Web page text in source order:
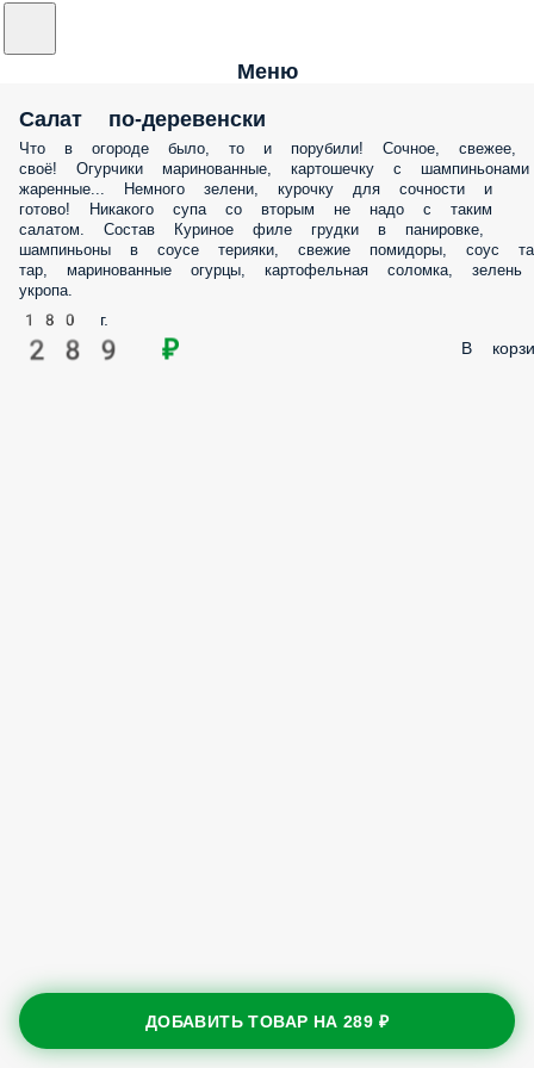
Меню
Салат по-деревенски
Что в огороде было, то и порубили! Сочное, свежее,
своё! Огурчики маринованные, картошечку с шампиньонами
жаренные... Немного зелени, курочку для сочности и
готово! Никакого супа со вторым не надо с таким
салатом. Состав Куриное филе грудки в панировке,
шампиньоны в соусе терияки, свежие помидоры, соус
тар, маринованные огурцы, картофельная соломка, зелень
укропа.
180 г.
289 ₽ В
ДОБАВИТЬ ТОВАР НА289 ₽